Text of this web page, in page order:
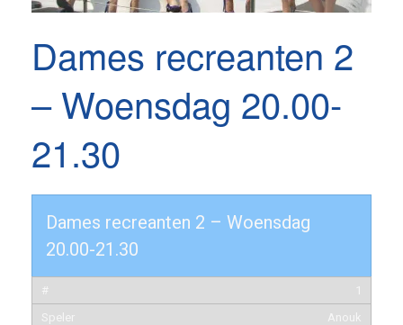
Dames recreanten 2
– Woensdag 20.00-
21.30
Dames recreanten 2 – Woensdag
20.00-21.30
1
Anouk